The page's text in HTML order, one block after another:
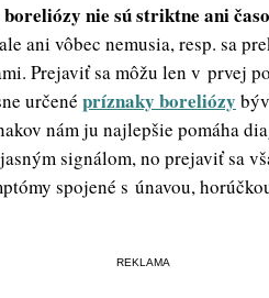
nie sú striktne ani
ani vôbec nemusia, resp. sa
Prejaviť sa môžu len v prvej
určené príznaky boreliózy
nám ju najlepšie pomáha
signálom, no prejaviť sa
spojené s únavou,
REKLAMA